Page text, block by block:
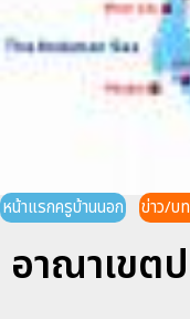
หน้าแรกครูบ้านนอก ข่าว/บ
อาณาเขต